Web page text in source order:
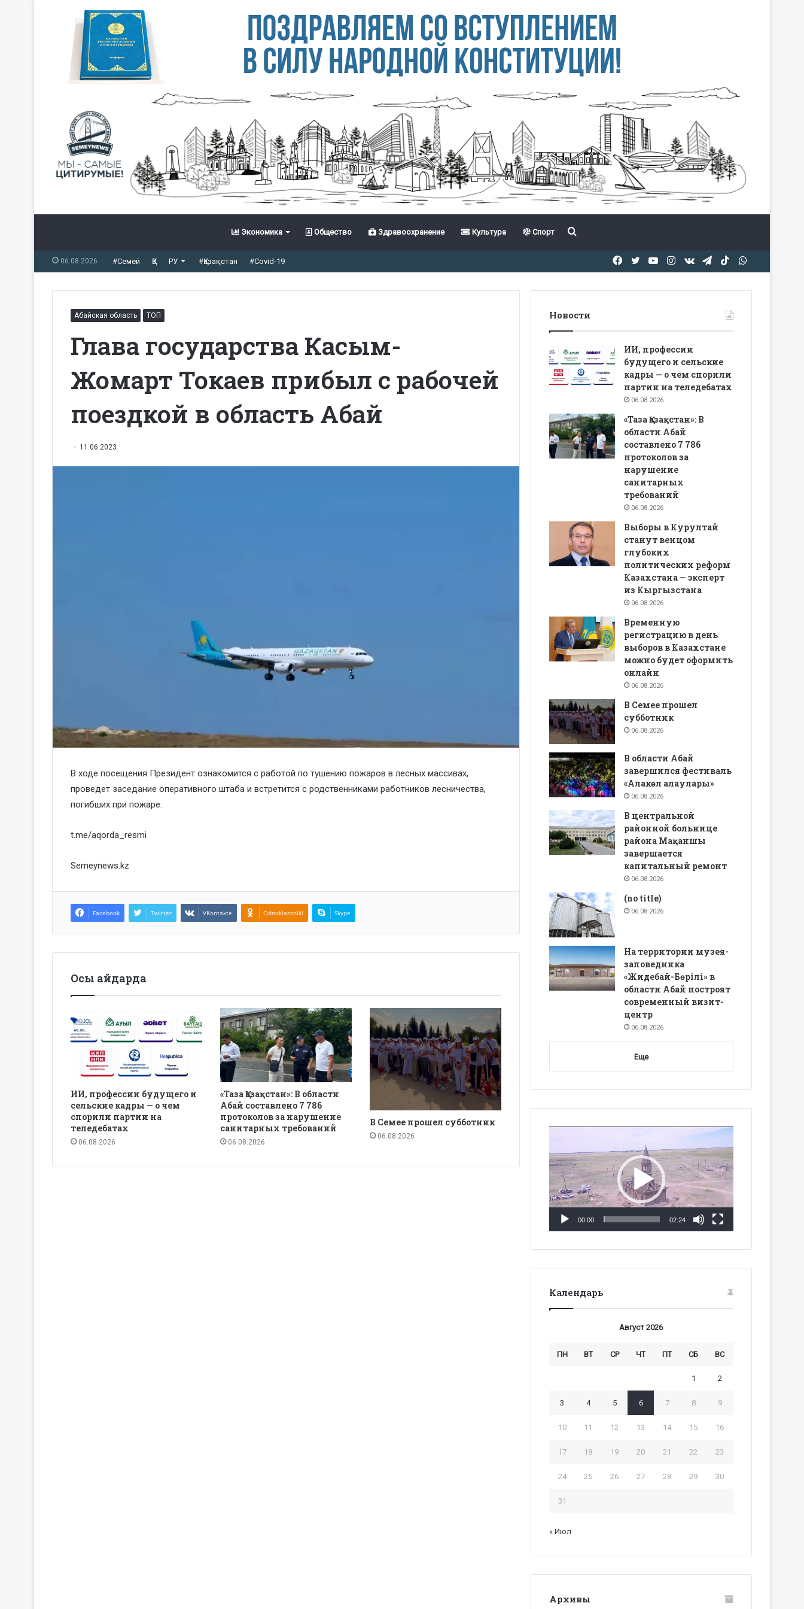
Экономика Общество Здравоохранение Культура Спорт Іздеу
06.08.2026 #Семей ҚЗ РУ #Қазақстан #Covid-19 TikTok
Telegram
vk.com
Instagram
YouTube
Twitter
Facebook
Абайская область ТОП
Глава государства Касым-
Жомарт Токаев прибыл с рабочей
поездкой в область Абай
11.06.2023
В ходе посещения Президент ознакомится с работой по тушению пожаров в лесных массивах,
проведет заседание оперативного штаба и встретится с родственниками работников лесничества,
погибших при пожаре.
t.me/aqorda_resmi
Semeynews.kz
Facebook Twitter VKontakte Odnoklassniki Skype
Осы айдарда
ИИ, профессии будущего и
сельские кадры — о чем
спорили партии на
теледебатах
06.08.2026
«Таза Қазақстан»: В области
Абай составлено 7 786
протоколов за нарушение
санитарных требований
06.08.2026
В Семее прошел субботник
06.08.2026
Новости
ИИ, профессии
будущего и сельские
кадры — о чем спорили
партии на теледебатах
06.08.2026
«Таза Қазақстан»: В
области Абай
составлено 7 786
протоколов за
нарушение
санитарных
требований
06.08.2026
Выборы в Курултай
станут венцом
глубоких
политических реформ
Казахстана — эксперт
из Кыргызстана
06.08.2026
Временную
регистрацию в день
выборов в Казахстане
можно будет оформить
онлайн
06.08.2026
В Семее прошел
субботник
06.08.2026
В области Абай
завершился фестиваль
«Алакөл алаулары»
06.08.2026
В центральной
районной больнице
района Мақаншы
завершается
капитальный ремонт
06.08.2026
(no title)
06.08.2026
На территории музея-
заповедника
«Жидебай-Бөрілі» в
области Абай построят
современный визит-
центр
06.08.2026
Еще
00:00 02:24
Календарь
Август 2026
ПН ВТ СР ЧТ ПТ СБ ВС
1 2
3 4 5 6 7 8 9
10 11 12 13 14 15 16
17 18 19 20 21 22 23
24 25 26 27 28 29 30
31
« Июл
Архивы